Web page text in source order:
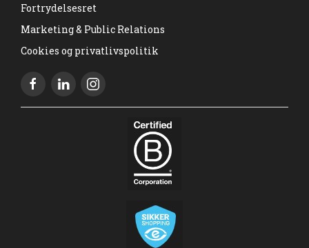
Fortrydelsesret
Marketing & Public Relations
Cookies og privatlivspolitik